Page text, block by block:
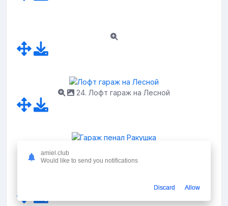
24. Лофт гараж на Лесной
Фото: Гараж пенал
amiel.club
Would like to send you notifications
Discard Allow